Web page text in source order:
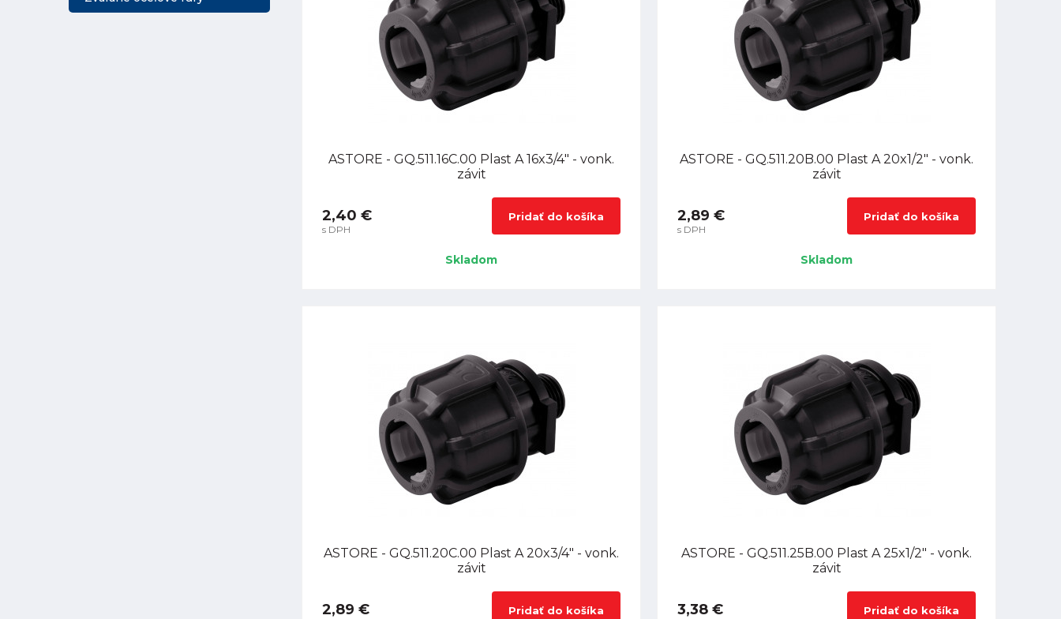
ASTORE - GQ.511.16C.00 Plast A 16x3/4" - vonk.
závit
2,40 €
s DPH
Pridať do košíka
Skladom
ASTORE - GQ.511.20B.00 Plast A 20x1/2" - vonk.
závit
2,89 €
s DPH
Pridať do košíka
Skladom
ASTORE - GQ.511.20C.00 Plast A 20x3/4" - vonk.
závit
2,89 € Pridať do košíka
ASTORE - GQ.511.25B.00 Plast A 25x1/2" - vonk.
závit
3,38 € Pridať do košíka